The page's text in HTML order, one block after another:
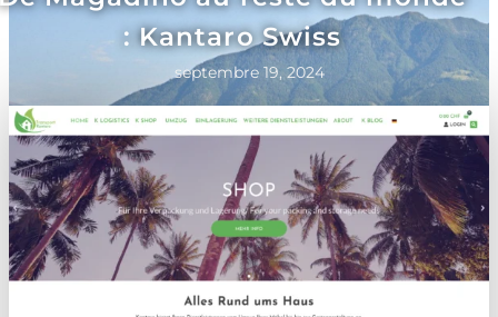
: Kantaro Swiss
septembre 19, 2024